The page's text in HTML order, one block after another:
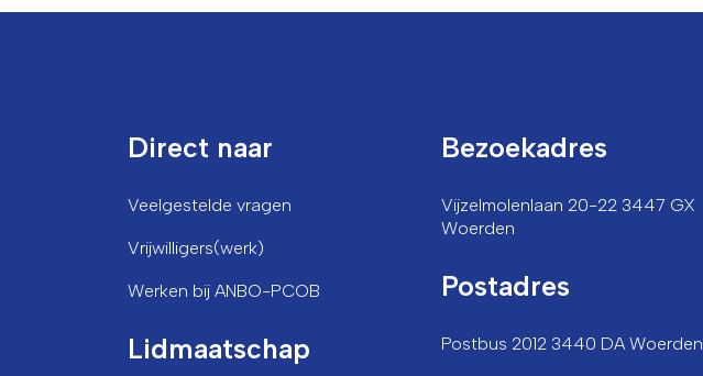
Direct naar
Veelgestelde vragen
Vrijwilligers(werk)
Werken bij ANBO-PCOB
Lidmaatschap
Bezoekadres
Vijzelmolenlaan 20-22 3447 GX
Woerden
Postadres
Postbus 2012 3440 DA Woerden